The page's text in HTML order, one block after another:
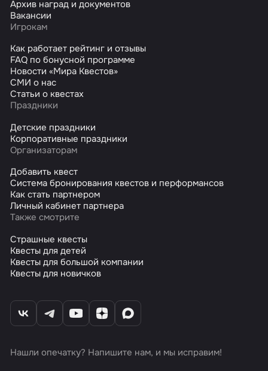
Архив наград и документов
Вакансии
Игрокам
Как работает рейтинг и отзывы
FAQ по бонусной программе
Новости «Мира Квестов»
СМИ о нас
Статьи о квестах
Праздники
Детские праздники
Корпоративные праздники
Организаторам
Добавить квест
Система бронирования квестов и перформансов
Как стать партнером
Личный кабинет партнера
Также смотрите
Страшные квесты
Квесты для детей
Квесты для большой компании
Квесты для новичков
Нашли опечатку? Напишите нам, и мы исправим!